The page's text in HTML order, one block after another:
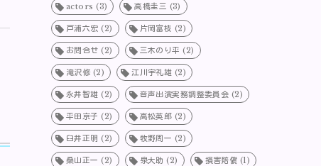
actors (3) 高橋圭三 (3)
戸浦六宏 (2) 片岡富枝 (2)
お問合せ (2) 三木のり平 (2)
滝沢修 (2) 江川宇礼雄 (2)
永井智雄 (2) 音声出演実務調整委員会 (2)
平田京子 (2) 高松英郎 (2)
臼井正明 (2) 牧野周一 (2)
桑山正一 (2) 泉大助 (2) 損害賠償 (1)